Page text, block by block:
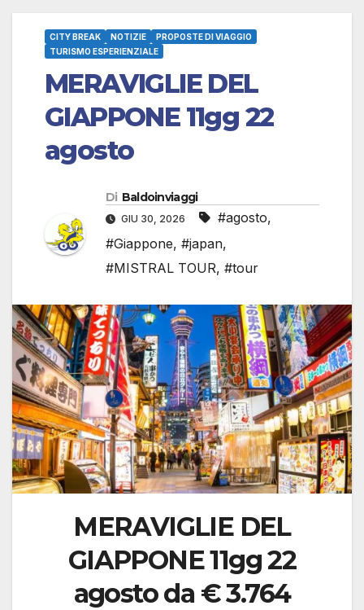
CITY BREAK NOTIZIE
PROPOSTE DI VIAGGIO
TURISMO ESPERIENZIALE
MERAVIGLIE DEL
GIAPPONE 11gg 22
agosto
Di Baldoinviaggi
GIU 30, 2026 #agosto,
#Giappone, #japan,
#MISTRAL TOUR, #tour
MERAVIGLIE DEL
GIAPPONE 11gg 22
agosto da € 3.764